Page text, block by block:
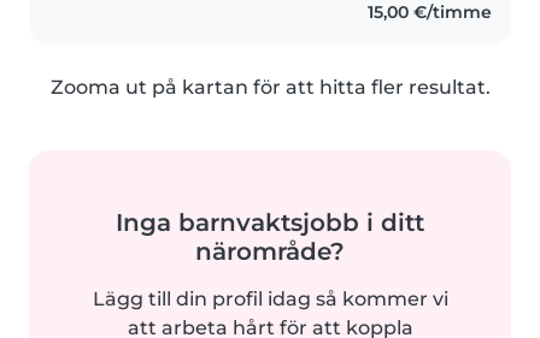
15,00 €/timme
Zooma ut på kartan för att hitta fler resultat.
Inga barnvaktsjobb i ditt
närområde?
Lägg till din profil idag så kommer vi
att arbeta hårt för att koppla